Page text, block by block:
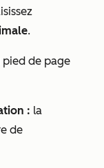
.
pied de page
: la
de